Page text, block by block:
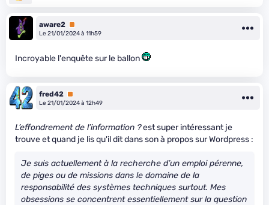
aware2 Premium
Le 21/01/2024 à 11h59
Incroyable l'enquête sur le ballon
fred42 Premium
Le 21/01/2024 à 12h49
L’effondrement de l’information ?est super intéressant je
trouve et quand je lis qu'il dit dans son à propos sur Wordpress :
Je suis actuellement à la recherche d’un emploi pérenne,
de piges ou de missions dans le domaine de la
responsabilité des systèmes techniques surtout. Mes
obsessions se concentrent essentiellement sur la question